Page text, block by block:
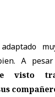
A
visto